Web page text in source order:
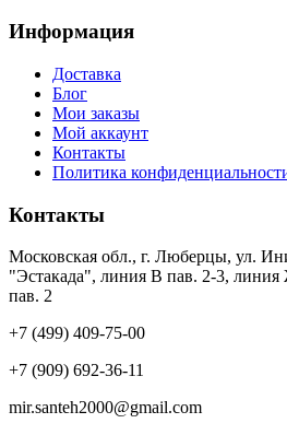
Информация
Доставка
Блог
Мои заказы
Мой аккаунт
Контакты
Политика
Контакты
Московская обл., г. Люберцы, ул.
"Эстакада", линия В пав. 2-3,
пав. 2
+7 (499) 409-75-00
+7 (909) 692-36-11
mir.santeh2000@gmail.com